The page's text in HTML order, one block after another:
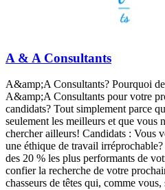
A & A Consultants
A&amp;A Consultants? Pourquoi
A&amp;A Consultants pour votre
candidats? Tout simplement parce
seulement les meilleurs et que vous
chercher ailleurs! Candidats : Vous
une éthique de travail
des 20 % les plus performants de
confier la recherche de votre
chasseurs de têtes qui, comme